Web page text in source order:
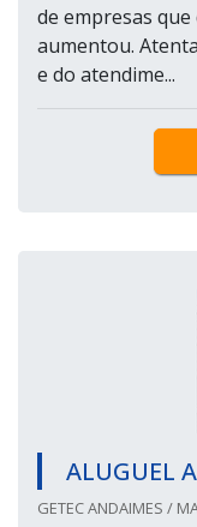
de empresas
aumentou.
e do atendime...
ALUGUEL
GETEC ANDAIMES /